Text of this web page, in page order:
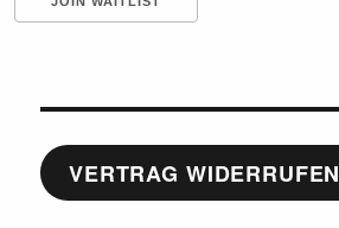
VERTRAG WIDERRUFEN